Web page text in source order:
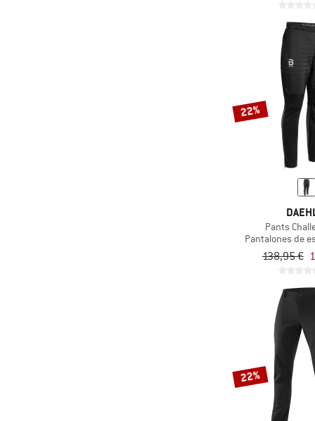
22%
Pants
Pantalones de
138,95 €
22%